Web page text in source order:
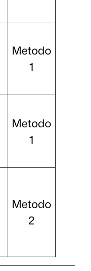
Metodo
1
Metodo
1
Metodo
2